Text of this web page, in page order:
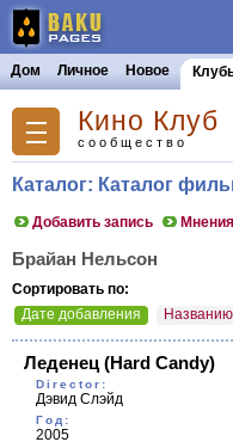
Дом Личное Новое
Кино Клуб
сообщество
Каталог: Каталог
Добавить запись Мнения
Брайан Нельсон
Сортировать по:
Дате добавления
Названию
Леденец (Hard Candy)
Director:
Дэвид Слэйд
Год:
2005